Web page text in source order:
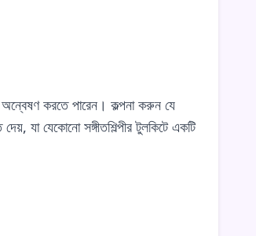
করতে পারেন। কল্পনা করুন যে
যা যেকোনো সঙ্গীতশিল্পীর টুলকিটে একটি